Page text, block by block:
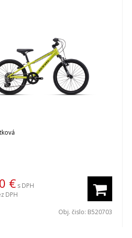
€ s DPH
DPH
Obj. čislo: B520703